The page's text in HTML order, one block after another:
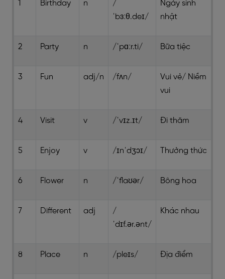
1 Birthday n
/
ˈbɜːθ.deɪ/
Ngày sinh
nhật
2 Party n /ˈpɑːr.ti/ Bữa tiệc
3 Fun adj/n /fʌn/
Vui vẻ/ Niềm
vui
4 Visit v /ˈvɪz.ɪt/ Đi thăm
5 Enjoy v /ɪnˈdʒɔɪ/ Thưởng thức
6 Flower n /ˈflaʊər/ Bông hoa
7 Different adj
/
ˈdɪf.ər.ənt/
Khác nhau
8 Place n /pleɪs/ Địa điểm